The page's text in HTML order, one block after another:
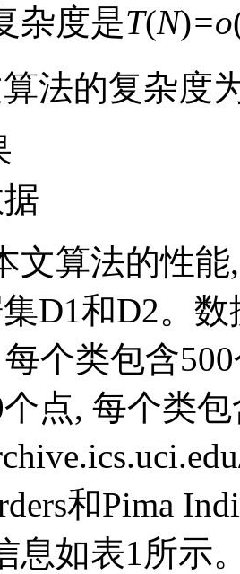
杂度是T(N)=o
法的复杂度
文算法的性
D1和D2。
每个类包含
点, 每个类
和Pima
息如表1所示